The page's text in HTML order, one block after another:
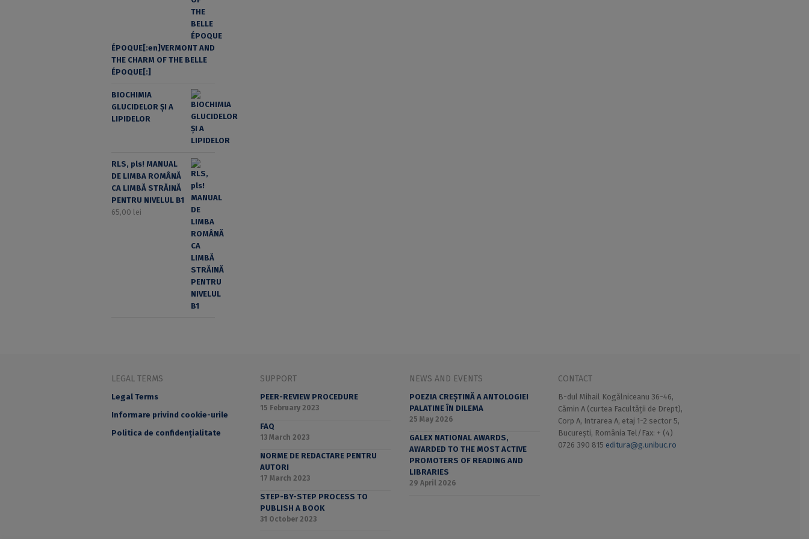
ÉPOQUE[:en]VERMONT AND
THE CHARM OF THE BELLE
ÉPOQUE[:]
BIOCHIMIA
GLUCIDELOR ȘI A
LIPIDELOR
RLS, pls! MANUAL
DE LIMBA ROMÂNĂ
CA LIMBĂ STRĂINĂ
PENTRU NIVELUL B1
65,00 lei
LEGAL TERMS
Legal Terms
Informare privind cookie-urile
Politica de confidențialitate
SUPPORT
PEER-REVIEW PROCEDURE
15 February 2023
FAQ
13 March 2023
NORME DE REDACTARE PENTRU
AUTORI
17 March 2023
STEP-BY-STEP PROCESS TO
PUBLISH A BOOK
31 October 2023
NEWS AND EVENTS
POEZIA CREȘTINĂ A ANTOLOGIEI
PALATINE ÎN DILEMA
25 May 2026
GALEX NATIONAL AWARDS,
AWARDED TO THE MOST ACTIVE
PROMOTERS OF READING AND
LIBRARIES
29 April 2026
CONTACT
B-dul Mihail Kogălniceanu 36-46,
Cămin A (curtea Facultății de Drept),
Corp A, Intrarea A, etaj 1-2 sector 5,
București, România Tel/Fax: + (4)
0726 390 815 editura@g.unibuc.ro